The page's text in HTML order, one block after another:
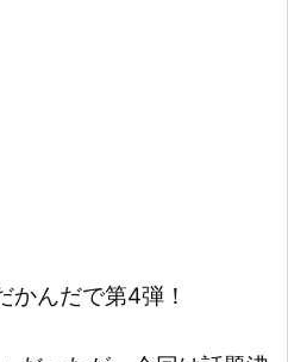
かんだで第4弾！